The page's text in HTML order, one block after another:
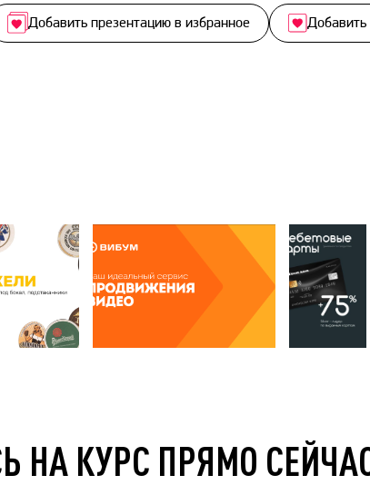
Добавить презентацию в избранное Добавить
НА КУРС ПРЯМО